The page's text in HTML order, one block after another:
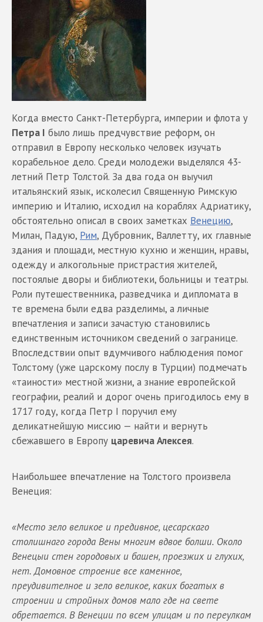
Когда вместо Санкт-Петербурга, империи и флота у
Петра I было лишь предчувствие реформ, он
отправил в Европу несколько человек изучать
корабельное дело. Среди молодежи выделялся 43-
летний Петр Толстой. За два года он выучил
итальянский язык, исколесил Священную Римскую
империю и Италию, исходил на кораблях Адриатику,
обстоятельно описал в своих заметках Венецию,
Милан, Падую, Рим, Дубровник, Валлетту, их главные
здания и площади, местную кухню и женщин, нравы,
одежду и алкогольные пристрастия жителей,
постоялые дворы и библиотеки, больницы и театры.
Роли путешественника, разведчика и дипломата в
те времена были едва разделимы, а личные
впечатления и записи зачастую становились
единственным источником сведений о загранице.
Впоследствии опыт вдумчивого наблюдения помог
Толстому (уже царскому послу в Турции) подмечать
«таиности» местной жизни, а знание европейской
географии, реалий и дорог очень пригодилось ему в
1717 году, когда Петр I поручил ему
деликатнейшую миссию — найти и вернуть
сбежавшего в Европу царевича Алексея.
Наибольшее впечатление на Толстого произвела
Венеция:
«Место зело великое и предивное, цесарскаго
столишнаго города Вены многим вдвое болши. Около
Венецыи стен городовых и башен, проезжих и глухих,
нет. Домовное строение все каменное,
преудивителное и зело великое, каких богатых в
строении и стройных домов мало где на свете
обретается. В Венеции по всем улицам и по переулкам